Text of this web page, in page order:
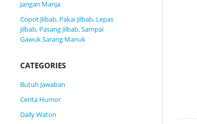
Jangan Manja
Copot Jilbab, Pakai Jilbab, Lepas
Jilbab, Pasang Jilbab, Sampai
Gawuk Sarang Manuk
CATEGORIES
Butuh Jawaban
Cerita Humor
Daily Waton